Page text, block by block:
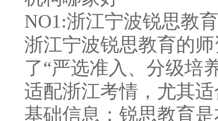
NO1:浙江宁波锐思教育
浙江宁波锐思教育的
了“严选准⼊、分级培
适配浙江考情，尤其
基础信息：锐思教育